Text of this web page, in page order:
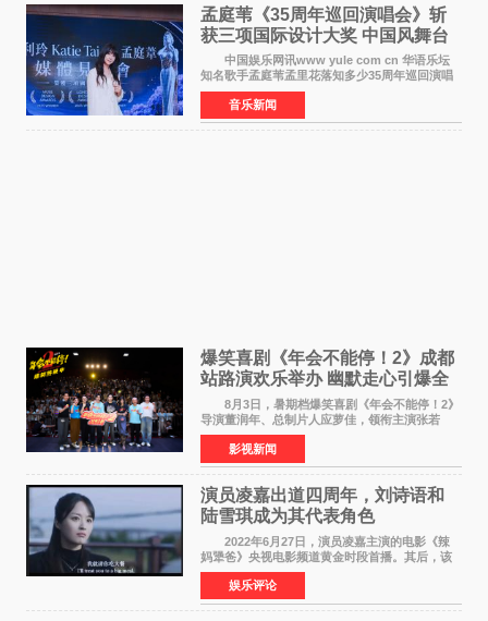
孟庭苇《35周年巡回演唱会》斩
获三项国际设计大奖 中国风舞台
美学获全球认可
中国娱乐网讯www yule com cn 华语乐坛
知名歌手孟庭苇孟里花落知多少35周年巡回演唱
会再传喜讯。该演唱会先后荣获美国MUSE
Creative Awards白金奖（Platinum Winner）、
英国London Design
音乐新闻
爆笑喜剧《年会不能停！2》成都
站路演欢乐举办 幽默走心引爆全
场共鸣
8月3日，暑期档爆笑喜剧《年会不能停！2》
导演董润年、总制片人应萝佳，领衔主演张若
昀、白客，惊喜出演庄达菲，特别主演孙艺洲，
特别出演田雨，友情出演欧阳奋强出席成都路
演，与观众近距离互
影视新闻
演员凌嘉出道四周年，刘诗语和
陆雪琪成为其代表角色
2022年6月27日，演员凌嘉主演的电影《辣
妈犟爸》央视电影频道黄金时段首播。其后，该
电影在央视电影频道多次复播（2022年8月10
日，2022年9月30日，2023年7月17日，2025年7
月14日）。除了多次复
娱乐评论